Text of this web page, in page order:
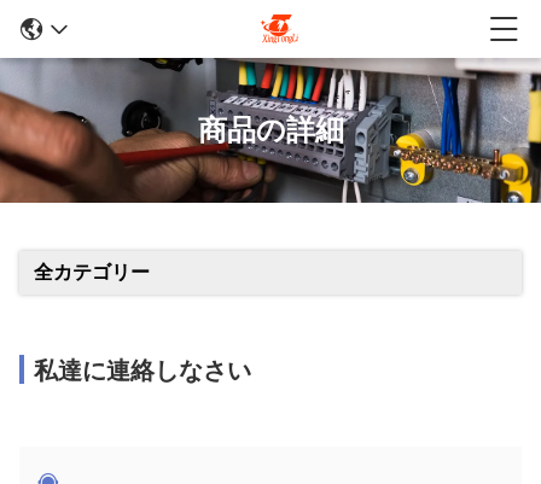
商品の詳細
全カテゴリー
私達に連絡しなさい